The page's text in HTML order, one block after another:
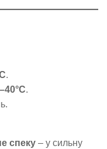
.
.
спеку – у сильну